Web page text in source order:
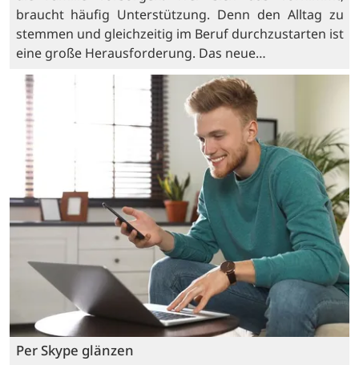
braucht häufig Unterstützung. Denn den Alltag zu
stemmen und gleichzeitig im Beruf durchzustarten ist
eine große Herausforderung. Das neue…
Per Skype glänzen